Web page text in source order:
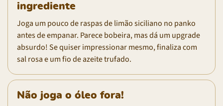
ingrediente
Joga um pouco de raspas de limão siciliano no panko
antes de empanar. Parece bobeira, mas dá um upgrade
absurdo! Se quiser impressionar mesmo, finaliza com
sal rosa e um fio de azeite trufado.
Não joga o óleo fora!